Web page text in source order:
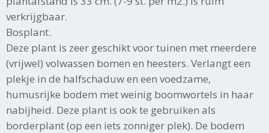
verkrijgbaar.
Bosplant.
Deze plant is zeer geschikt voor tuinen met meerdere
(vrijwel) volwassen bomen en heesters. Verlangt een
plekje in de halfschaduw en een voedzame,
humusrijke bodem met weinig boomwortels in haar
nabijheid. Deze plant is ook te gebruiken als
borderplant (op een iets zonniger plek). De bodem